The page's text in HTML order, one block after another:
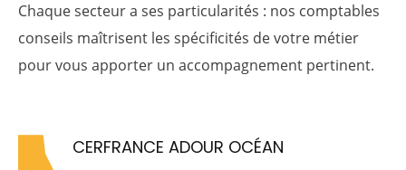
Chaque secteur a ses particularités : nos comptables
conseils maîtrisent les spécificités de votre métier
pour vous apporter un accompagnement pertinent.
CERFRANCE ADOUR OCÉAN